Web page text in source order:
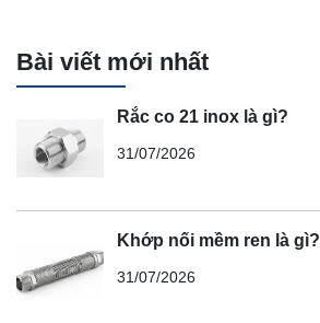
Bài viết mới nhất
Rắc co 21 inox là gì?
31/07/2026
Khớp nối mềm ren là gì?
31/07/2026